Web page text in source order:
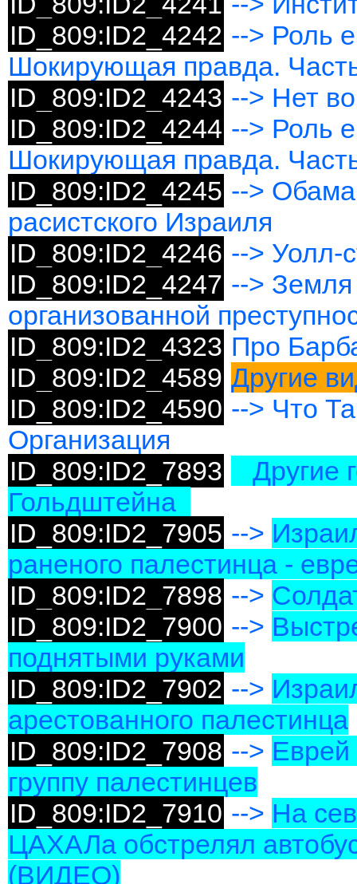
ID_809:ID2_4242 --> Роль
Шокирующая правда.
ID_809:ID2_4243 --> Нет
ID_809:ID2_4244 --> Роль
Шокирующая правда.
ID_809:ID2_4245 -->
расистского Израиля
ID_809:ID2_4246 --> Уолл-
ID_809:ID2_4247 --> Земля
организованной
ID_809:ID2_4323 Про
ID_809:ID2_4589 Другие
ID_809:ID2_4590 --> Что
Организация
ID_809:ID2_7893
Другие
Гольдштейна
ID_809:ID2_7905 -->
раненого палестинца -
ID_809:ID2_7898 -->
ID_809:ID2_7900 -->
поднятыми руками
ID_809:ID2_7902 -->
арестованного палестинца
ID_809:ID2_7908 --> Еврей
группу палестинцев
ID_809:ID2_7910 --> На
ЦАХАЛа обстрелял
(ВИДЕО)